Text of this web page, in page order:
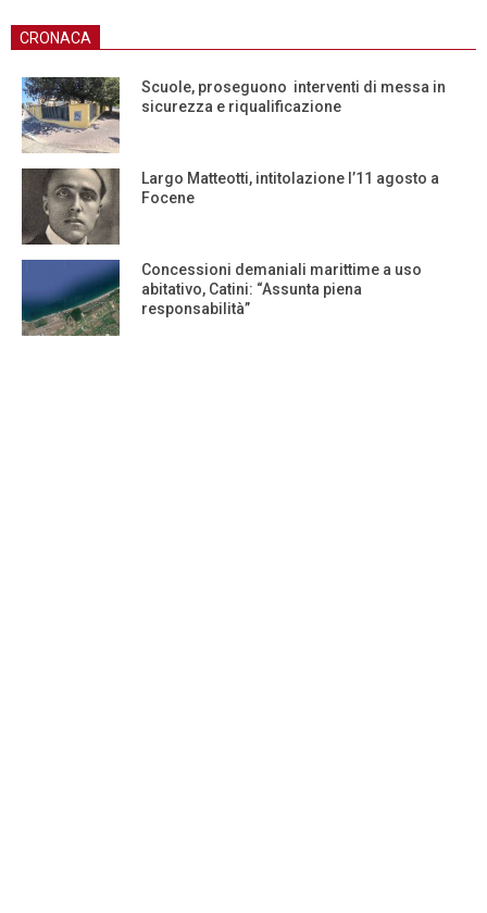
CRONACA
Scuole, proseguono interventi di messa in
sicurezza e riqualificazione
Largo Matteotti, intitolazione l’11 agosto a
Focene
Concessioni demaniali marittime a uso
abitativo, Catini: “Assunta piena
responsabilità”